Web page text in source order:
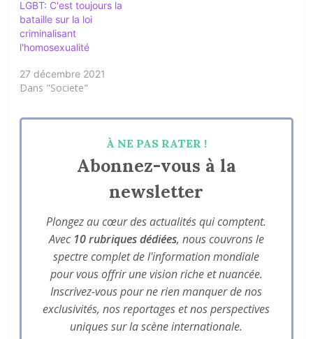
LGBT: C'est toujours la
bataille sur la loi
criminalisant
l'homosexualité
27 décembre 2021
Dans "Societe"
À NE PAS RATER !
Abonnez-vous à la
newsletter
Plongez au cœur des actualités qui comptent.
Avec 10 rubriques dédiées, nous couvrons le
spectre complet de l'information mondiale
pour vous offrir une vision riche et nuancée.
Inscrivez-vous pour ne rien manquer de nos
exclusivités, nos reportages et nos perspectives
uniques sur la scène internationale.